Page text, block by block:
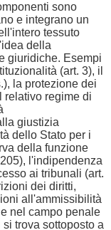
sono
e integrano un
tessuto
della
giuridiche. Esempi
(art. 3), il
la protezione dei
relativo regime di
giustizia
dello Stato per i
della funzione
l'indipendenza
ai tribunali (art.
dei diritti,
all'ammissibilità
nel campo penale
trova sottoposto a